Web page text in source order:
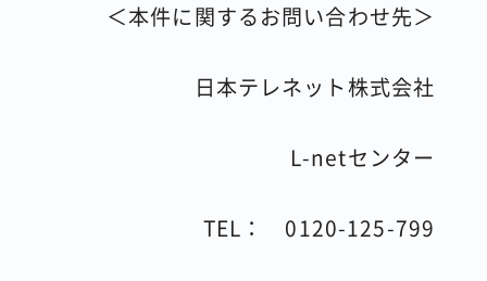
＜本件に関するお問い合わせ先＞
日本テレネット株式会社
L-netセンター
TEL： 0120-125-799